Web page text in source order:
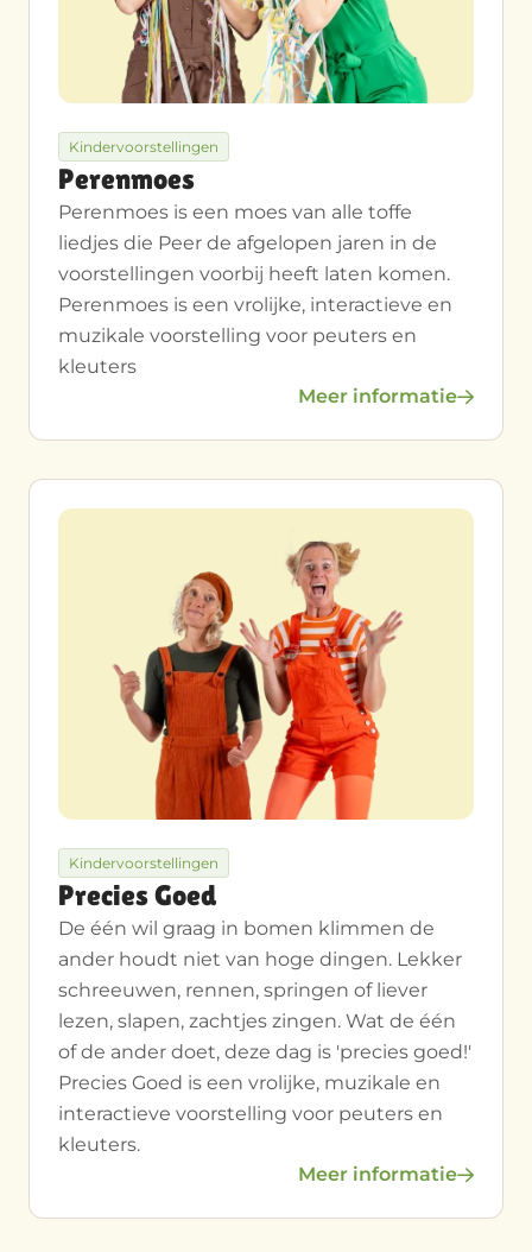
Kindervoorstellingen
Perenmoes
Perenmoes is een moes van alle toffe
liedjes die Peer de afgelopen jaren in de
voorstellingen voorbij heeft laten komen.
Perenmoes is een vrolijke, interactieve en
muzikale voorstelling voor peuters en
kleuters
Meer informatie
Kindervoorstellingen
Precies Goed
De één wil graag in bomen klimmen de
ander houdt niet van hoge dingen. Lekker
schreeuwen, rennen, springen of liever
lezen, slapen, zachtjes zingen. Wat de één
of de ander doet, deze dag is 'precies goed!'
Precies Goed is een vrolijke, muzikale en
interactieve voorstelling voor peuters en
kleuters.
Meer informatie